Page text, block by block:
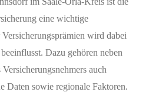
eine wichtige
wird dabei
Dazu gehören neben
auch
Daten sowie regionale Faktoren.